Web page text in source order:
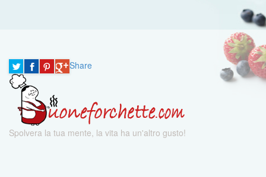
Share
Spolvera la tua mente, la vita ha un'altro gusto!